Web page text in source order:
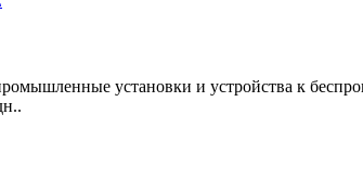
установки и устройства к